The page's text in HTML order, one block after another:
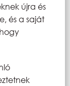
újra és
és a saját